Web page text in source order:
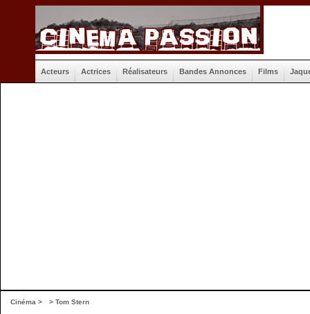
Acteurs Actrices Réalisateurs Bandes Annonces Films
Cinéma > > Tom Stern